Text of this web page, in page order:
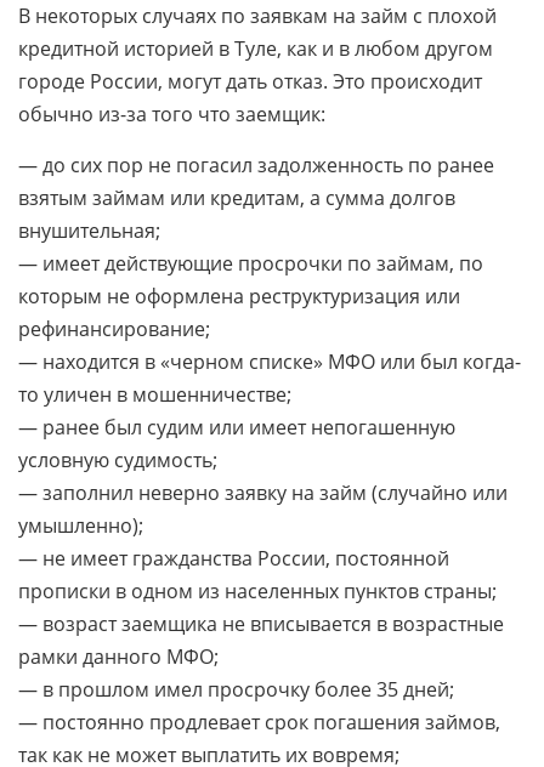
В некоторых случаях по заявкам на займ с плохой
кредитной историей в Туле, как и в любом другом
городе России, могут дать отказ. Это происходит
обычно из-за того что заемщик:
— до сих пор не погасил задолженность по ранее
взятым займам или кредитам, а сумма долгов
внушительная;
— имеет действующие просрочки по займам, по
которым не оформлена реструктуризация или
рефинансирование;
— находится в «черном списке» МФО или был когда-
то уличен в мошенничестве;
— ранее был судим или имеет непогашенную
условную судимость;
— заполнил неверно заявку на займ (случайно или
умышленно);
— не имеет гражданства России, постоянной
прописки в одном из населенных пунктов страны;
— возраст заемщика не вписывается в возрастные
рамки данного МФО;
— в прошлом имел просрочку более 35 дней;
— постоянно продлевает срок погашения займов,
так как не может выплатить их вовремя;